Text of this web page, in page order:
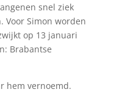
snel ziek
Voor Simon worden
op 13 januari
Brabantse
hem vernoemd.